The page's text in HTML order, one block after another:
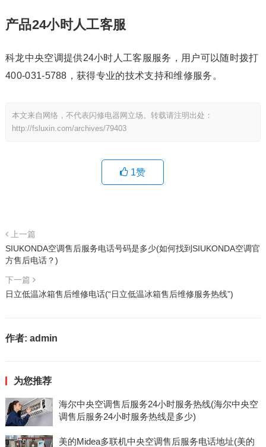
产品24小时人工客服
科龙中央空调提供24小时人工客服服务，用户可以随时拨打
400-031-5788，获得专业的技术支持和维修服务。
本文来自网络，不代表闪修电器网立场。转载请注明出处：
http://fsluxin.com/archives/79403
1赞
上一篇
SIUKONDA空调售后服务电话号码是多少(如何找到SIUKONDA空调官
方售后电话？)
下一篇
日立低温冰箱售后维修电话(“日立低温冰箱售后维修服务热线”)
作者: admin
为您推荐
海尔中央空调售后服务24小时服务热线(海尔中央空
调售后服务24小时服务热线是多少)
美的Midea多联机中央空调售后服务电话地址(美的